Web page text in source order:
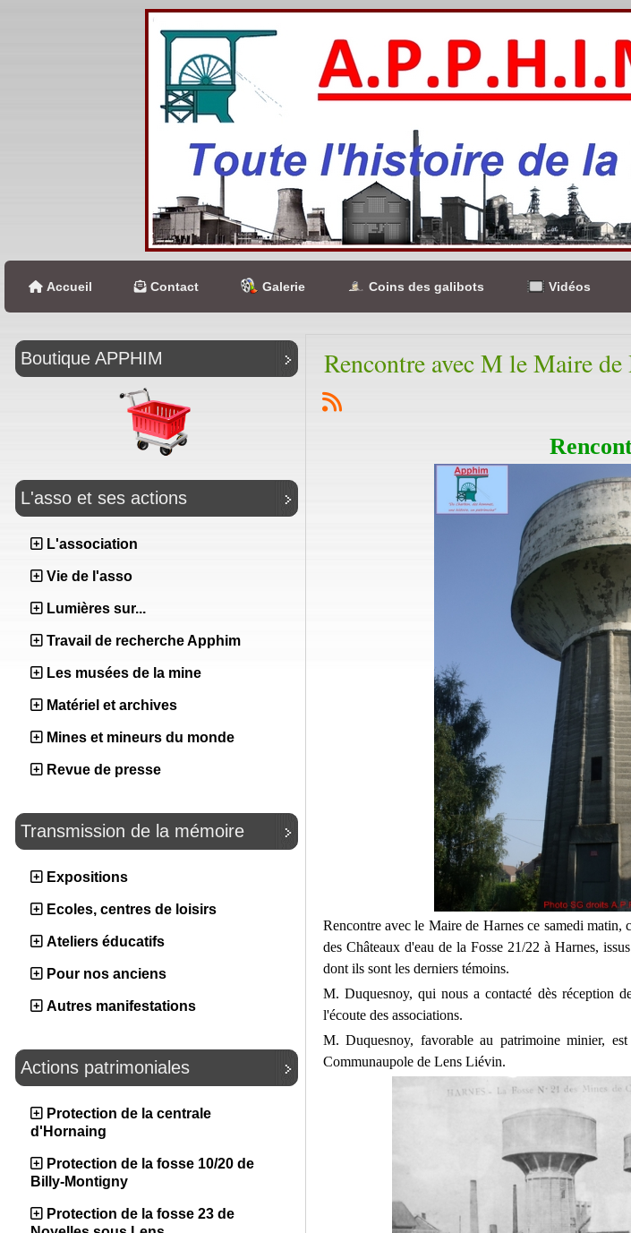
Accueil Contact Galerie Coins des galibots Vidéos
Boutique APPHIM
L'asso et ses actions
L'association
Vie de l'asso
Lumières sur...
Travail de recherche Apphim
Les musées de la mine
Matériel et archives
Mines et mineurs du monde
Revue de presse
Transmission de la mémoire
Expositions
Ecoles, centres de loisirs
Ateliers éducatifs
Pour nos anciens
Autres manifestations
Actions patrimoniales
Protection de la centrale
d'Hornaing
Protection de la fosse 10/20 de
Billy-Montigny
Protection de la fosse 23 de
Rencontre avec M le Maire de
Rencontre avec le Maire de Harnes ce samedi matin,
des Châteaux d'eau de la Fosse 21/22 à Harnes,
dont ils sont les derniers témoins.
M. Duquesnoy, qui nous a contacté dès réception
l'écoute des associations.
M. Duquesnoy, favorable au patrimoine minier,
Communaupole de Lens Liévin.